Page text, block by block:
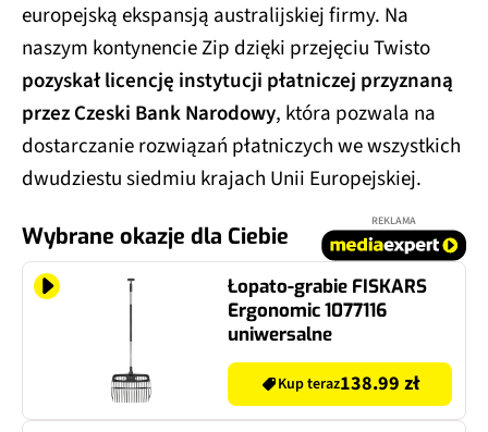
europejską ekspansją australijskiej firmy. Na
naszym kontynencie Zip dzięki przejęciu Twisto
pozyskał licencję instytucji płatniczej przyznaną
przez Czeski Bank Narodowy, która pozwala na
dostarczanie rozwiązań płatniczych we wszystkich
dwudziestu siedmiu krajach Unii Europejskiej.
Wybrane okazje dla Ciebie
REKLAMA
Łopato-grabie FISKARS
Ergonomic 1077116
uniwersalne
Kup teraz138.99 zł